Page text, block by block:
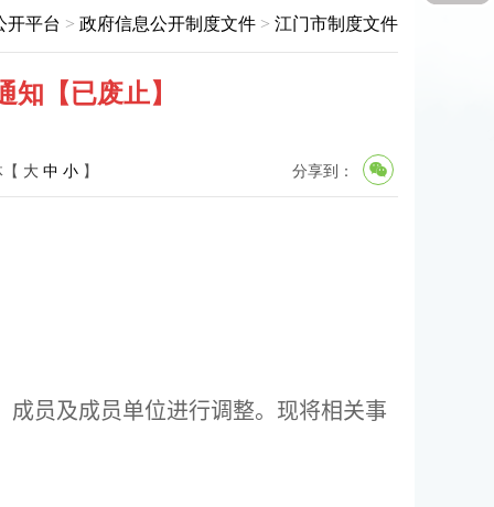
开平台 > 政府信息公开制度文件 > 江门市制度文件
【已废止】
大 中 小】 分享到：
员及成员单位进行调整。现将相关事